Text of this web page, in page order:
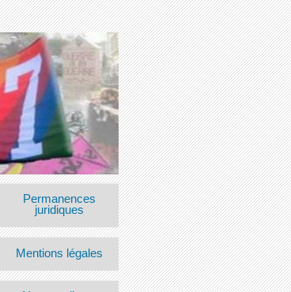
Permanences
juridiques
Mentions légales